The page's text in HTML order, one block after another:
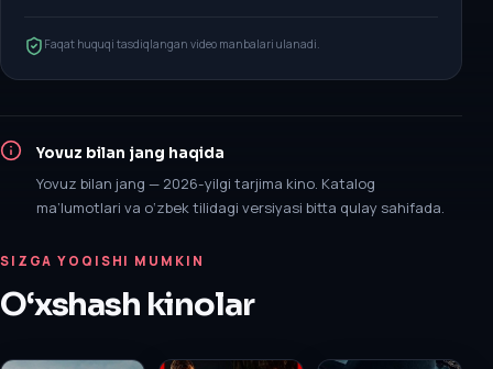
Faqat huquqi tasdiqlangan video manbalari ulanadi.
Yovuz bilan jang haqida
Yovuz bilan jang — 2026-yilgi tarjima kino. Katalog
ma’lumotlari va o‘zbek tilidagi versiyasi bitta qulay sahifada.
SIZGA YOQISHI MUMKIN
O‘xshash kinolar